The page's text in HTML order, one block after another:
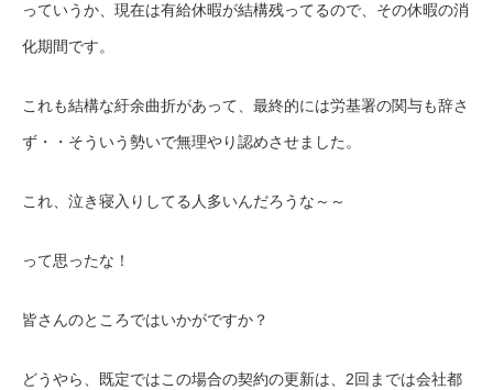
っていうか、現在は有給休暇が結構残ってるので、その休暇の消
化期間です。
これも結構な紆余曲折があって、最終的には労基署の関与も辞さ
ず・・そういう勢いで無理やり認めさせました。
これ、泣き寝入りしてる人多いんだろうな～～
って思ったな！
皆さんのところではいかがですか？
どうやら、既定ではこの場合の契約の更新は、2回までは会社都